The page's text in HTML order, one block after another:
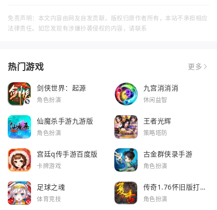
免责声明：本文内容由网友自发贡献，版权归原作者所有，本站不承担相应
法律责任。如您发现有涉嫌抄袭侵权的内容，请联系
热门游戏 更多
剑侠世界：起源
角色扮演
九宫消消消
休闲益智
仙魔杀手游九游版
角色扮演
王者光辉
策略塔防
宫廷q传手游百度版
卡牌游戏
古金群侠录手游
角色扮演
足球之魂
体育竞技
传奇1.76怀旧版打金
服
角色扮演